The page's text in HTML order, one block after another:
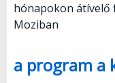
hónapokon átívelő
Moziban
a program a